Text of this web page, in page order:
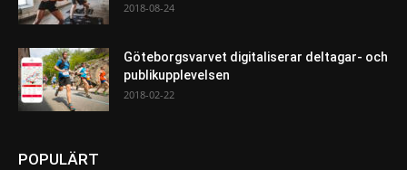
2018-08-24
Göteborgsvarvet digitaliserar deltagar- och
publikupplevelsen
2018-02-22
POPULÄRT